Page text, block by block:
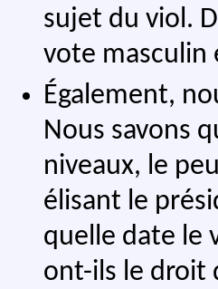
sujet du viol.
vote masculin
Également,
Nous savons
niveaux, le
élisant le
quelle date le
ont-ils le droit